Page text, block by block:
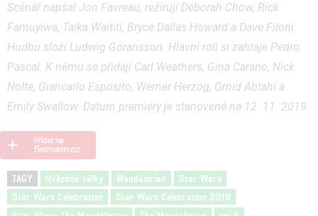
Scénář napsal Jon Favreau, režírují Deborah Chow, Rick
Famuyiwa, Taika Waititi, Bryce Dallas Howard a Dave Filoni.
Hudbu složí Ludwig Göransson. Hlavní roli si zahraje Pedro
Pascal. K němu se přidají Carl Weathers, Gina Carano, Nick
Nolte, Giancarlo Esposito, Werner Herzog, Omid Abtahi a
Emily Swallow. Datum premiéry je stanovené na 12. 11. 2019.
TAGY Hvězdné války Mandalorian
Star Wars
Star Wars Celebration
Star Wars Celebration 2019